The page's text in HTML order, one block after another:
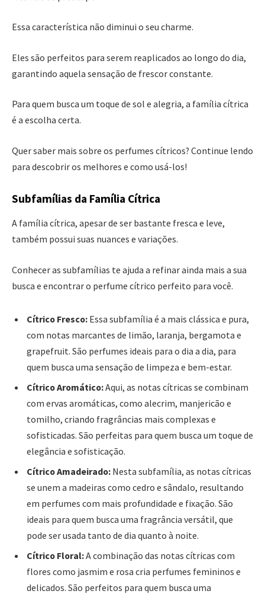
Essa característica não diminui o seu charme.
Eles são perfeitos para serem reaplicados ao longo do dia,
garantindo aquela sensação de frescor constante.
Para quem busca um toque de sol e alegria, a família cítrica
é a escolha certa.
Quer saber mais sobre os perfumes cítricos? Continue lendo
para descobrir os melhores e como usá-los!
Subfamílias da Família Cítrica
A família cítrica, apesar de ser bastante fresca e leve,
também possui suas nuances e variações.
Conhecer as subfamílias te ajuda a refinar ainda mais a sua
busca e encontrar o perfume cítrico perfeito para você.
Cítrico Fresco: Essa subfamília é a mais clássica e pura,
com notas marcantes de limão, laranja, bergamota e
grapefruit. São perfumes ideais para o dia a dia, para
quem busca uma sensação de limpeza e bem-estar.
Cítrico Aromático:Aqui, as notas cítricas se combinam
com ervas aromáticas, como alecrim, manjericão e
tomilho, criando fragrâncias mais complexas e
sofisticadas. São perfeitas para quem busca um toque de
elegância e sofisticação.
Cítrico Amadeirado: Nesta subfamília, as notas cítricas
se unem a madeiras como cedro e sândalo, resultando
em perfumes com mais profundidade e fixação. São
ideais para quem busca uma fragrância versátil, que
pode ser usada tanto de dia quanto à noite.
Cítrico Floral:A combinação das notas cítricas com
flores como jasmim e rosa cria perfumes femininos e
delicados. São perfeitos para quem busca uma